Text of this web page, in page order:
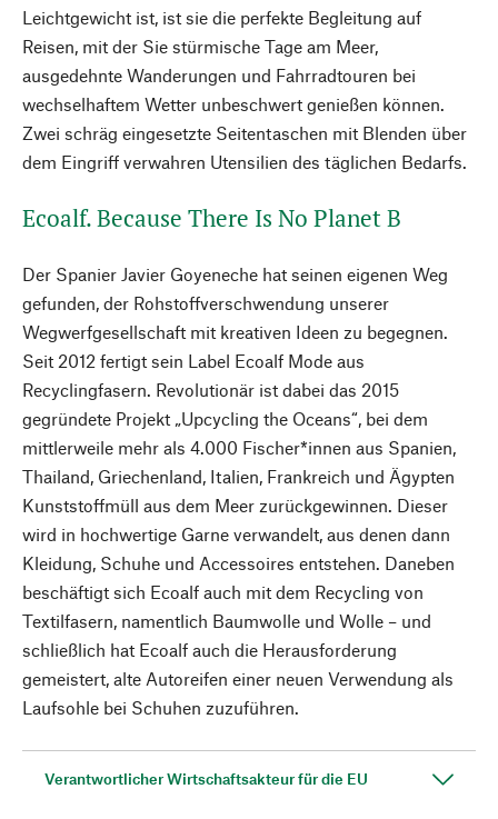
Leichtgewicht ist, ist sie die perfekte Begleitung auf
Reisen, mit der Sie stürmische Tage am Meer,
ausgedehnte Wanderungen und Fahrradtouren bei
wechselhaftem Wetter unbeschwert genießen können.
Zwei schräg eingesetzte Seitentaschen mit Blenden über
dem Eingriff verwahren Utensilien des täglichen Bedarfs.
Ecoalf. Because There Is No Planet B
Der Spanier Javier Goyeneche hat seinen eigenen Weg
gefunden, der Rohstoffverschwendung unserer
Wegwerfgesellschaft mit kreativen Ideen zu begegnen.
Seit 2012 fertigt sein Label Ecoalf Mode aus
Recyclingfasern. Revolutionär ist dabei das 2015
gegründete Projekt „Upcycling the Oceans“, bei dem
mittlerweile mehr als 4.000 Fischer*innen aus Spanien,
Thailand, Griechenland, Italien, Frankreich und Ägypten
Kunststoffmüll aus dem Meer zurückgewinnen. Dieser
wird in hochwertige Garne verwandelt, aus denen dann
Kleidung, Schuhe und Accessoires entstehen. Daneben
beschäftigt sich Ecoalf auch mit dem Recycling von
Textilfasern, namentlich Baumwolle und Wolle – und
schließlich hat Ecoalf auch die Herausforderung
gemeistert, alte Autoreifen einer neuen Verwendung als
Laufsohle bei Schuhen zuzuführen.
Verantwortlicher Wirtschaftsakteur für die EU